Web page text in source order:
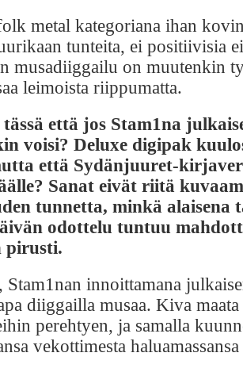
metal kategoriana ihan
tunteita, ei positiivisia
musadiiggailu on muutenkin
leimoista riippumatta.
että jos Stam1na
voisi? Deluxe digipak
että Sydänjuuret-
Sanat eivät riitä
tunnetta, minkä alaisena
odottelu tuntuu
pirusti.
Stam1nan innoittamana
diiggailla musaa. Kiva
perehtyen, ja samalla
vekottimesta